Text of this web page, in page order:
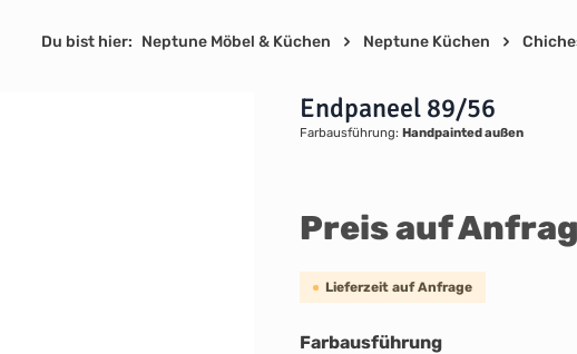
Du bist hier: Neptune Möbel & Küchen Neptune Küchen
Endpaneel 89/56
Farbausführung: Handpainted außen
Preis auf
Lieferzeit auf Anfrage
Farbausführungauswählen